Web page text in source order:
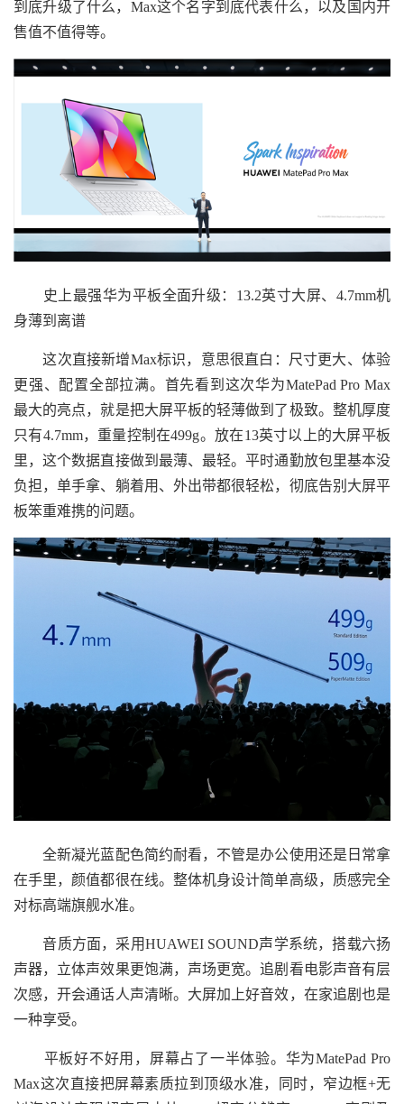
到底升级了什么，Max这个名字到底代表什么，以及国内开
售值不值得等。
史上最强华为平板全面升级：13.2英寸大屏、4.7mm机
身薄到离谱
这次直接新增Max标识，意思很直白：尺寸更大、体验
更强、配置全部拉满。首先看到这次华为MatePad Pro Max
最大的亮点，就是把大屏平板的轻薄做到了极致。整机厚度
只有4.7mm，重量控制在499g。放在13英寸以上的大屏平板
里，这个数据直接做到最薄、最轻。平时通勤放包里基本没
负担，单手拿、躺着用、外出带都很轻松，彻底告别大屏平
板笨重难携的问题。
全新凝光蓝配色简约耐看，不管是办公使用还是日常拿
在手里，颜值都很在线。整体机身设计简单高级，质感完全
对标高端旗舰水准。
音质方面，采用HUAWEI SOUND声学系统，搭载六扬
声器，立体声效果更饱满，声场更宽。追剧看电影声音有层
次感，开会通话人声清晰。大屏加上好音效，在家追剧也是
一种享受。
平板好不好用，屏幕占了一半体验。华为MatePad Pro
Max这次直接把屏幕素质拉到顶级水准，同时，窄边框+无